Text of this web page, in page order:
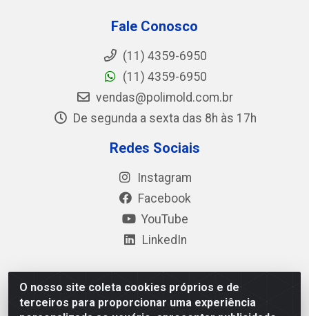
O nosso site coleta cookies próprios e de
terceiros para proporcionar uma experiência
Fale Conosco
(11) 4359-6950
(11) 4359-6950
vendas@polimold.com.br
De segunda a sexta das 8h às 17h
Redes Sociais
Instagram
Facebook
YouTube
LinkedIn
Polimold Industrial Ltda - Estrada dos Casa, 4585 – São
Bernardo do Campo / SP – CEP: 09.840-000 - CNPJ